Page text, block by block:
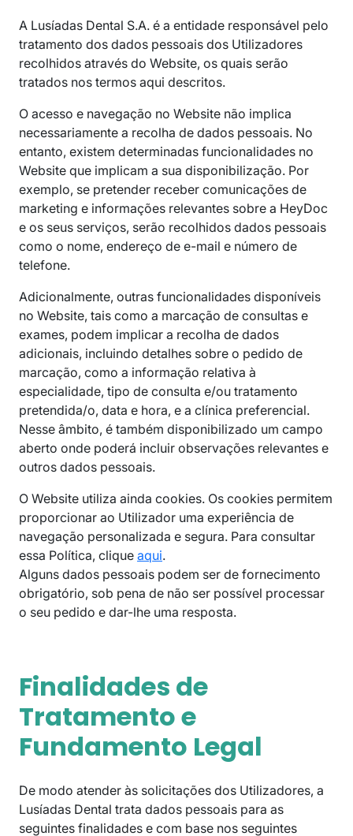
A Lusíadas Dental S.A. é a entidade responsável pelo
tratamento dos dados pessoais dos Utilizadores
recolhidos através do Website, os quais serão
tratados nos termos aqui descritos.
O acesso e navegação no Website não implica
necessariamente a recolha de dados pessoais. No
entanto, existem determinadas funcionalidades no
Website que implicam a sua disponibilização. Por
exemplo, se pretender receber comunicações de
marketing e informações relevantes sobre a HeyDoc
e os seus serviços, serão recolhidos dados pessoais
como o nome, endereço de e-mail e número de
telefone.
Adicionalmente, outras funcionalidades disponíveis
no Website, tais como a marcação de consultas e
exames, podem implicar a recolha de dados
adicionais, incluindo detalhes sobre o pedido de
marcação, como a informação relativa à
especialidade, tipo de consulta e/ou tratamento
pretendida/o, data e hora, e a clínica preferencial.
Nesse âmbito, é também disponibilizado um campo
aberto onde poderá incluir observações relevantes e
outros dados pessoais.
O Website utiliza ainda cookies. Os cookies permitem
proporcionar ao Utilizador uma experiência de
navegação personalizada e segura. Para consultar
essa Política, clique aqui.
Alguns dados pessoais podem ser de fornecimento
obrigatório, sob pena de não ser possível processar
o seu pedido e dar-lhe uma resposta.
Finalidades de
Tratamento e
Fundamento Legal
De modo atender às solicitações dos Utilizadores, a
Lusíadas Dental trata dados pessoais para as
seguintes finalidades e com base nos seguintes